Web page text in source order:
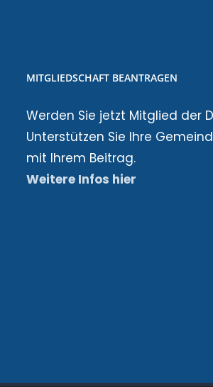
MITGLIEDSCHAFT BEANTRAGEN
Werden Sie jetzt Mitglied der
Unterstützen Sie Ihre
mit Ihrem Beitrag.
Weitere Infos hier